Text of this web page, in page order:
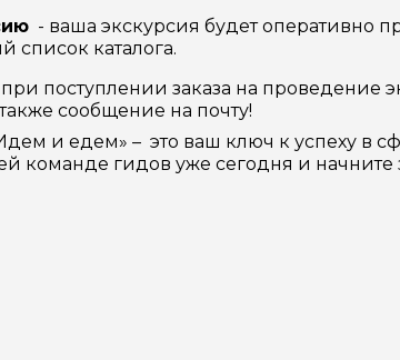
- ваша экскурсия будет оперативно
список каталога.
поступлении заказа на проведение
сообщение на почту!
и едем» – это ваш ключ к успеху в
команде гидов уже сегодня и начните